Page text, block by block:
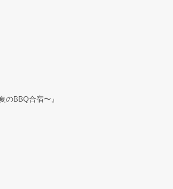
のBBQ合宿〜』